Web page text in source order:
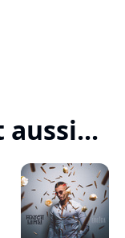
aussi...